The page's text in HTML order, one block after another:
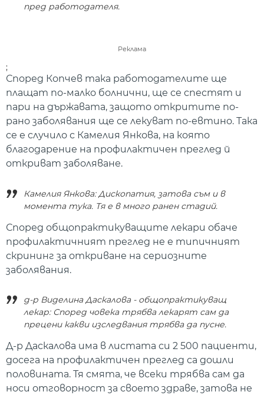
пред работодателя.
Реклама
;
Според Копчев така работодателите ще
плащат по-малко болнични, ще се спестят и
пари на държавата, защото откритите по-
рано заболявания ще се лекуват по-евтино. Така
се е случило с Камелия Янкова, на която
благодарение на профилактичен преглед й
откриват заболяване.
Камелия Янкова: Дископатия, затова съм и в
момента тука. Тя е в много ранен стадий.
Според общопрактикуващите лекари обаче
профилактичният преглед не е типичният
скрининг за откриване на сериозните
заболявания.
д-р Виделина Даскалова - общопрактикуващ
лекар: Според човека трябва лекарят сам да
прецени какви изследвания трябва да пусне.
Д-р Даскалова има в листата си 2 500 пациенти,
досега на профилактичен преглед са дошли
половината. Тя смята, че всеки трябва сам да
носи отговорност за своето здраве, затова не